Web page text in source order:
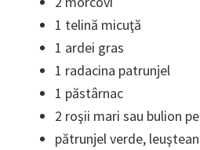
1 telină micuţă
1 ardei gras
1 radacina patrunjel
1 păstârnac
2 roşii mari sau bulion
pătrunjel verde, leuştean